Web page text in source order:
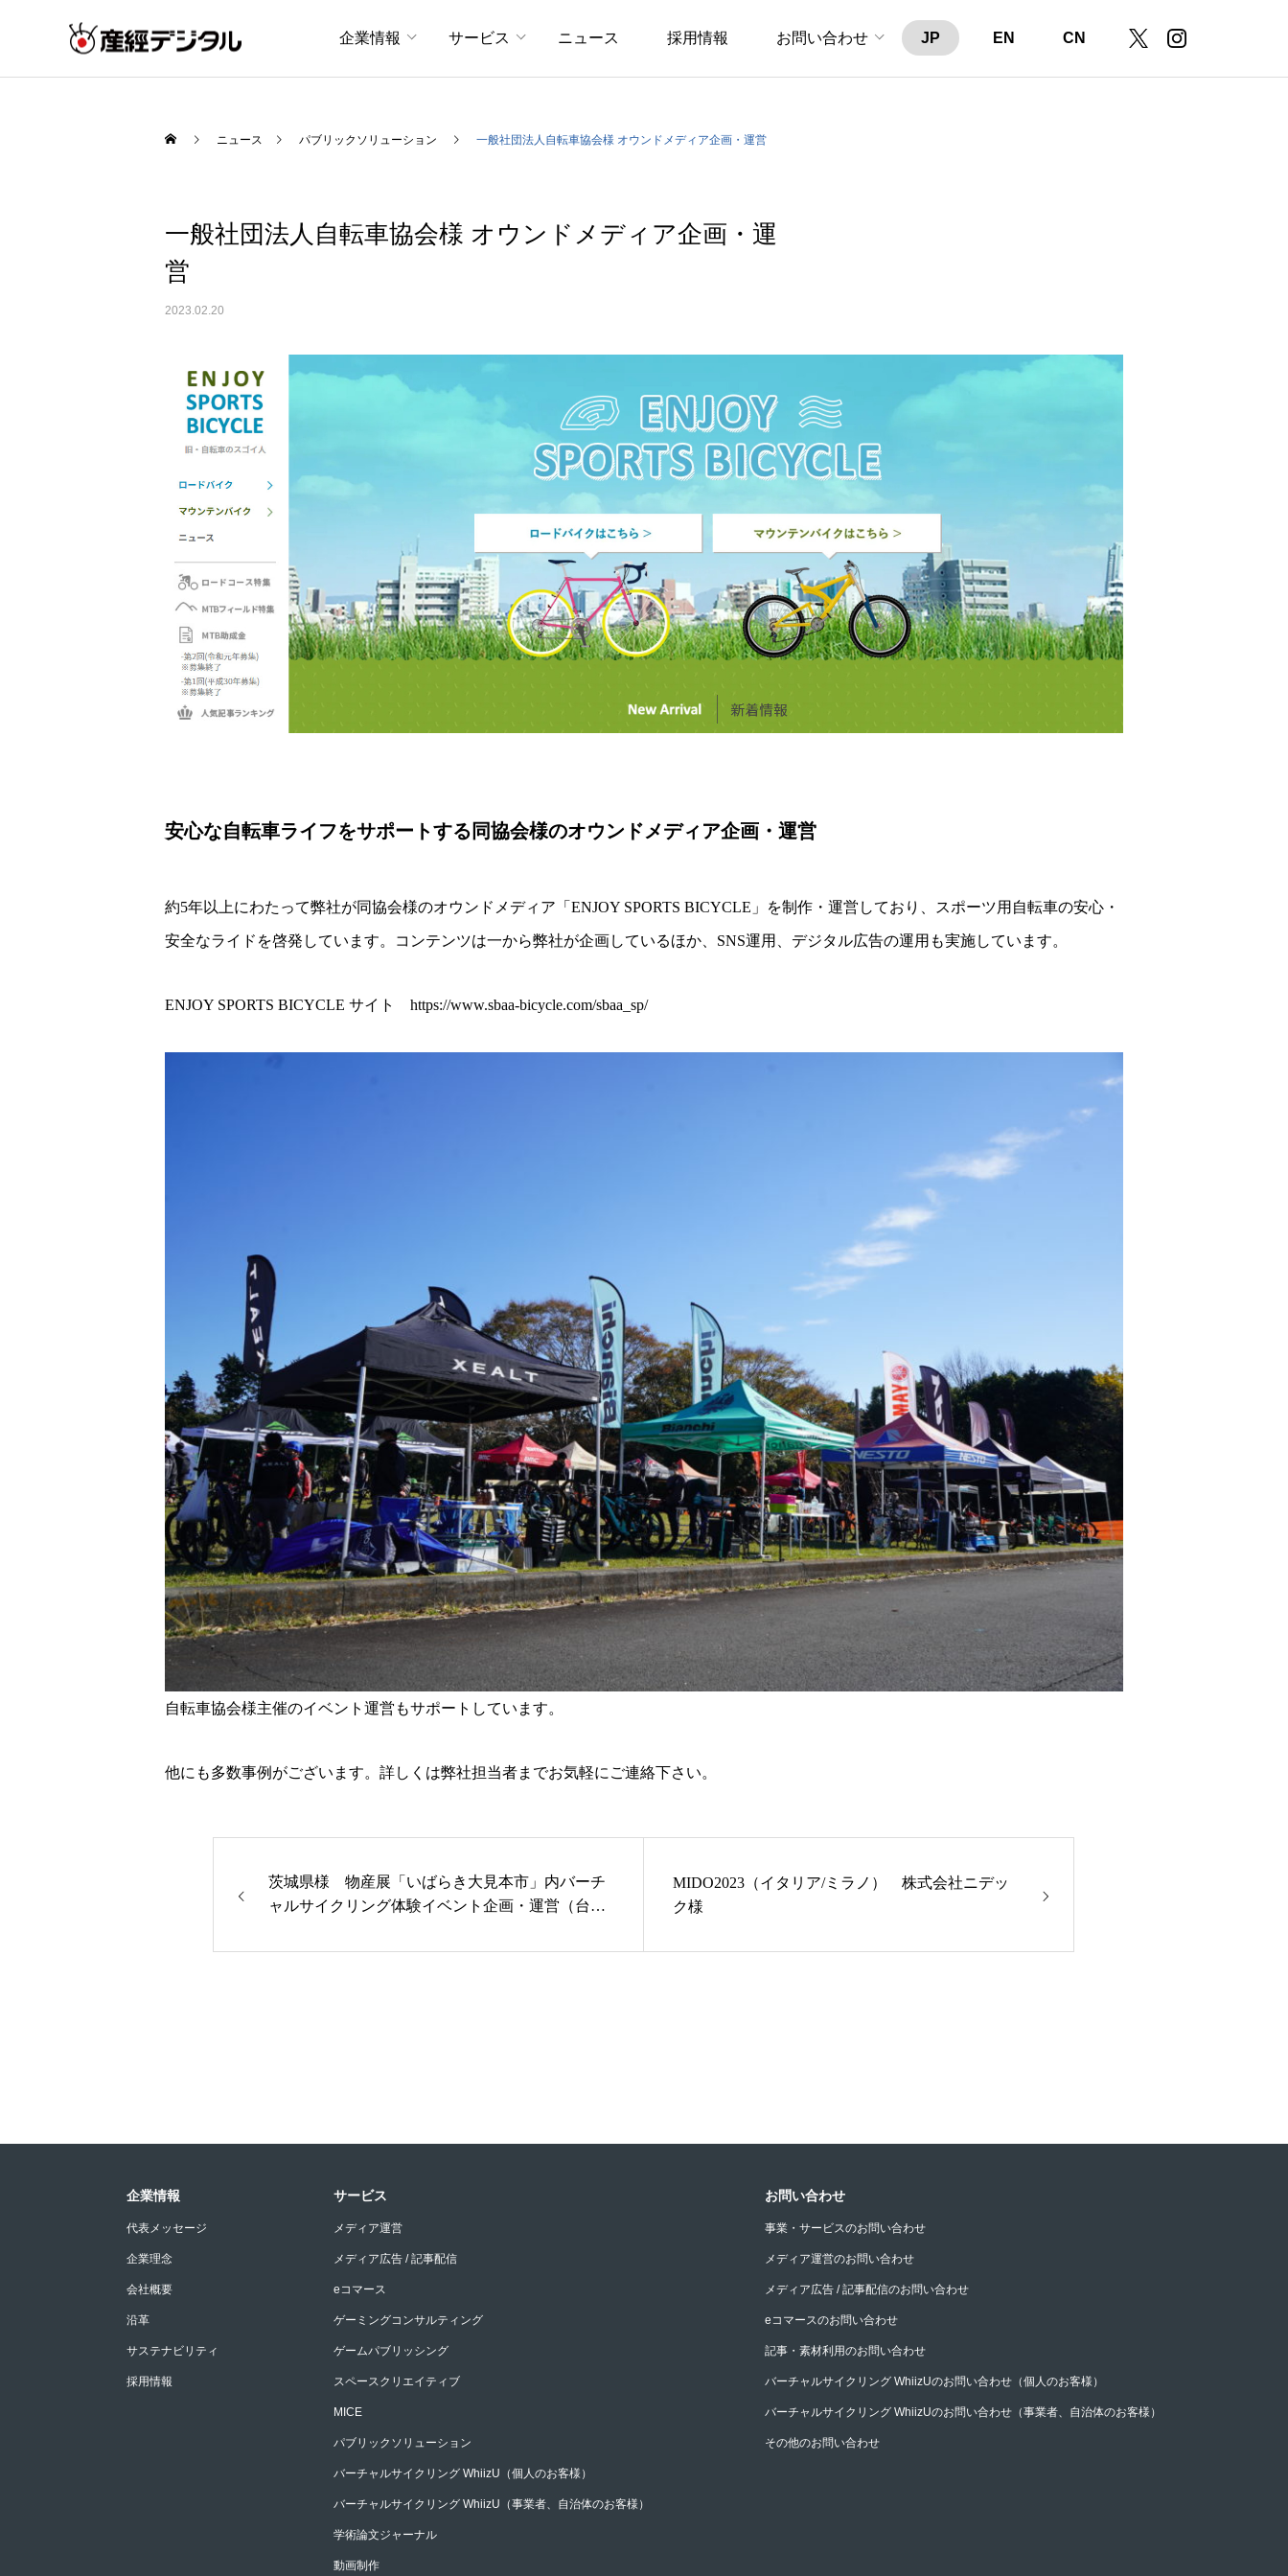
企業情報 サービス ニュース 採用情報 お問い合わせ JP EN CN
ニュース パブリックソリューション 一般社団法人自転車協会様 オウンドメディア企画・運営
一般社団法人自転車協会様 オウンドメディア企画・運
営
2023.02.20
安心な自転車ライフをサポートする同協会様のオウンドメディア企画・運営
約5年以上にわたって弊社が同協会様のオウンドメディア「ENJOY SPORTS BICYCLE」を制作・運営しており、スポーツ用自転車の安心・
安全なライドを啓発しています。コンテンツは一から弊社が企画しているほか、SNS運用、デジタル広告の運用も実施しています。
ENJOY SPORTS BICYCLE サイト https://www.sbaa-bicycle.com/sbaa_sp/
自転車協会様主催のイベント運営もサポートしています。
他にも多数事例がございます。詳しくは弊社担当者までお気軽にご連絡下さい。
茨城県様 物産展「いばらき大見本市」内バーチ
ャルサイクリング体験イベント企画・運営（台湾/
MIDO2023（イタリア/ミラノ） 株式会社ニデッ
ク様
企業情報
代表メッセージ
企業理念
会社概要
沿革
サステナビリティ
採用情報
サービス
メディア運営
メディア広告 / 記事配信
eコマース
ゲーミングコンサルティング
ゲームパブリッシング
スペースクリエイティブ
MICE
パブリックソリューション
バーチャルサイクリング WhiizU（個人のお客様）
バーチャルサイクリング WhiizU（事業者、自治体のお客様）
学術論文ジャーナル
動画制作
お問い合わせ
事業・サービスのお問い合わせ
メディア運営のお問い合わせ
メディア広告 / 記事配信のお問い合わせ
eコマースのお問い合わせ
記事・素材利用のお問い合わせ
バーチャルサイクリング WhiizUのお問い合わせ（個人のお客様）
バーチャルサイクリング WhiizUのお問い合わせ（事業者、自治体のお客様）
その他のお問い合わせ